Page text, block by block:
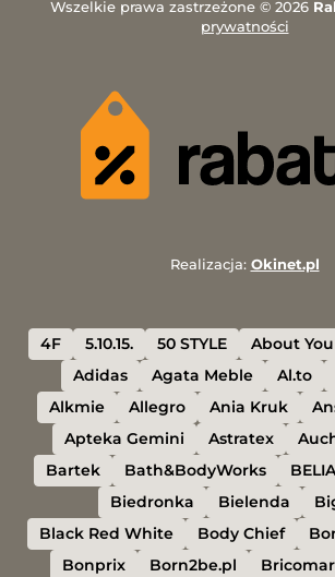
Wszelkie prawa zastrzeżone © 2026
prywatności
Realizacja: Okinet.pl
4F 5.10.15. 50 STYLE About You
Adidas
Agata Meble Al.to
Alkmie
Allegro Ania Kruk
Apteka Gemini
Astratex
Bartek
Bath&BodyWorks
Biedronka
Bielenda
Black Red White
Body Chief
Bonprix
Born2be.pl